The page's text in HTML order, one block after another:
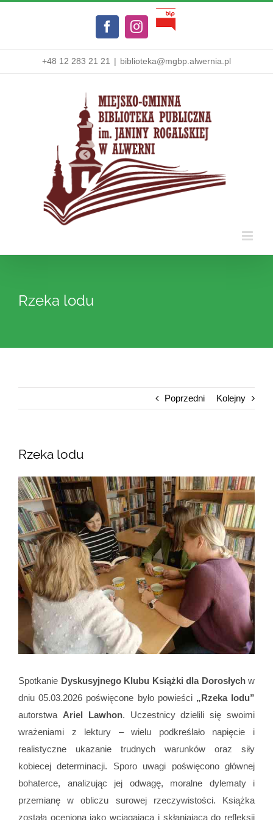
FacebookInstagram
Biuletyn
+48 12 283 21 21 | biblioteka@mgbp.alwernia.pl
Rzeka lodu
Poprzedni Kolejny
Rzeka lodu
Pokaż
większy
obrazek
Spotkanie Dyskusyjnego Klubu Książki dla Dorosłychw
dniu 05.03.2026 poświęcone było powieści „Rzeka lodu”
autorstwa Ariel Lawhon. Uczestnicy dzielili się swoimi
wrażeniami z lektury – wielu podkreślało napięcie i
realistyczne ukazanie trudnych warunków oraz siły
kobiecej determinacji. Sporo uwagi poświęcono głównej
bohaterce, analizując jej odwagę, moralne dylematy i
przemianę w obliczu surowej rzeczywistości. Książka
została oceniona jako wciągająca i skłaniająca do refleksji